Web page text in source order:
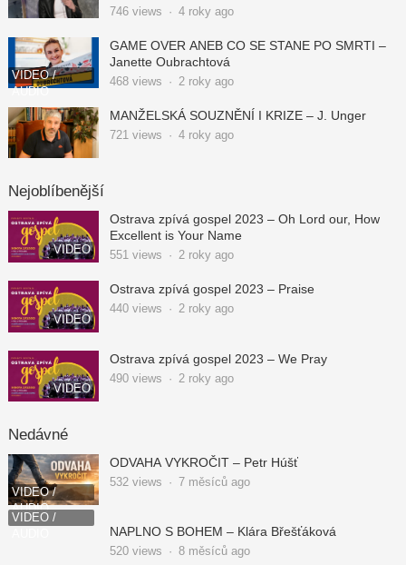
746views · 4 roky ago
VIDEO /
AUDIO
GAME OVER ANEB CO SE STANE PO SMRTI –
Janette Oubrachtová
468views · 2 roky ago
MANŽELSKÁ SOUZNĚNÍ I KRIZE – J. Unger
721views · 4 roky ago
Nejoblíbenější
VIDEO
Ostrava zpívá gospel 2023 – Oh Lord our, How
Excellent is Your Name
551views · 2 roky ago
VIDEO
Ostrava zpívá gospel 2023 – Praise
440views · 2 roky ago
VIDEO
Ostrava zpívá gospel 2023 – We Pray
490views · 2 roky ago
Nedávné
VIDEO /
AUDIO
ODVAHA VYKROČIT – Petr Húšť
532views · 7 měsíců ago
VIDEO /
NAPLNO S BOHEM – Klára Břešťáková
520views · 8 měsíců ago